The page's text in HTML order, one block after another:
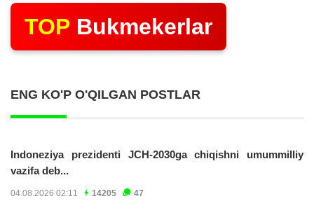
TOP Bukmekerlar
ENG KO'P O'QILGAN POSTLAR
Indoneziya prezidenti JCH-2030ga chiqishni umummilliy
vazifa deb...
04.08.2026 02:11 14205 47